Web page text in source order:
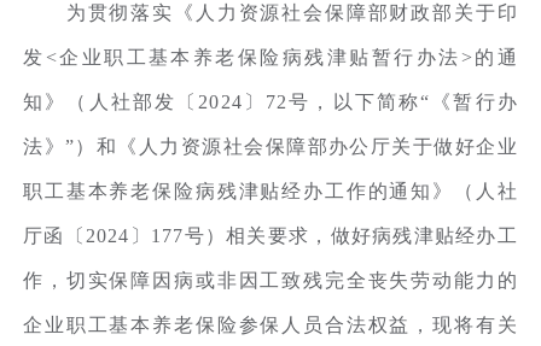
为贯彻落实《人力资源社会保障部财政部关于印
发<企业职工基本养老保险病残津贴暂行办法>的通
知》（人社部发〔2024〕72号，以下简称“《暂行办
法》”）和《人力资源社会保障部办公厅关于做好企业
职工基本养老保险病残津贴经办工作的通知》（人社
厅函〔2024〕177号）相关要求，做好病残津贴经办工
作，切实保障因病或非因工致残完全丧失劳动能力的
企业职工基本养老保险参保人员合法权益，现将有关